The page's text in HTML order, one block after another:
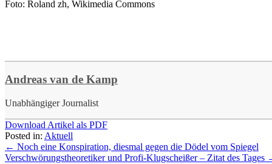
Foto: Roland zh, Wikimedia Commons
Andreas van de Kamp
Unabhängiger Journalist
Download Artikel als PDF
Posted in: Aktuell
← Noch eine Konspiration, diesmal gegen die Dödel vom Spiegel
Verschwörungstheoretiker und Profi-Klugscheißer – Zitat des Tages